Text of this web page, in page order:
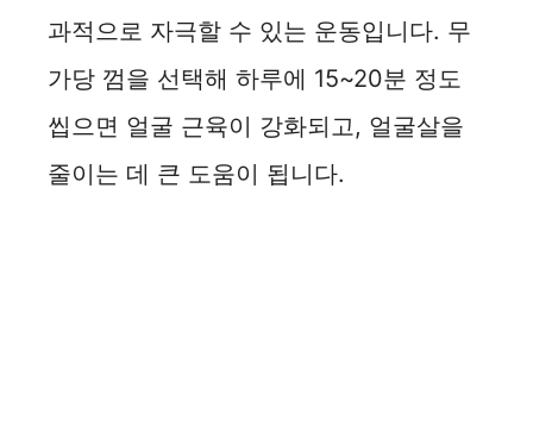
과적으로 자극할 수 있는 운동입니다. 무
가당 껌을 선택해 하루에 15~20분 정도
씹으면 얼굴 근육이 강화되고, 얼굴살을
줄이는 데 큰 도움이 됩니다.